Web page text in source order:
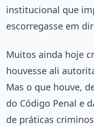
institucional que
escorregasse em
Muitos ainda hoje
houvesse ali
Mas o que houve,
do Código Penal e
de práticas